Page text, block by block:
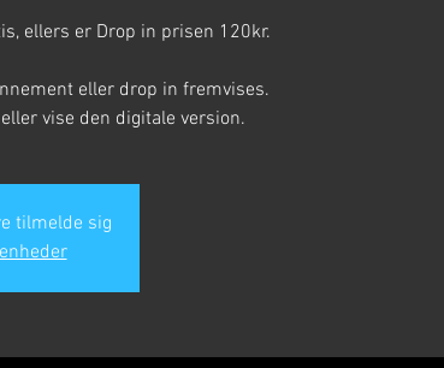
ellers er Drop in prisen 120kr.
eller drop in fremvises.
vise den digitale version.
tilmelde sig